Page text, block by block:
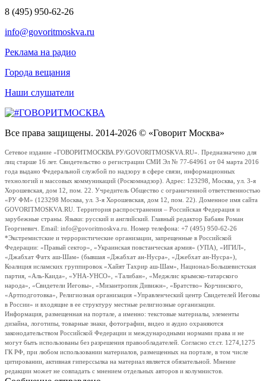
8 (495) 950-62-26
info@govoritmoskva.ru
Реклама на радио
Города вещания
Наши слушатели
Все права защищены. 2014-2026 © «Говорит Москва»
Сетевое издание «ГОВОРИТМОСКВА.РУ/GOVORITMOSKVA.RU». Предназначено для
лиц старше 16 лет. Свидетельство о регистрации СМИ Эл № 77-64961 от 04 марта 2016
года выдано Федеральной службой по надзору в сфере связи, информационных
технологий и массовых коммуникаций (Роскомнадзор). Адрес: 123298, Москва, ул. 3-я
Хорошевская, дом 12, пом. 22. Учредитель Общество с ограниченной ответственностью
«РУ ФМ» (123298 Москва, ул. 3-я Хорошевская, дом 12, пом. 22). Доменное имя сайта
GOVORITMOSKVA.RU. Территория распространения – Российская Федерация и
зарубежные страны. Языки: русский и английский. Главный редактор Бабаян Роман
Георгиевич. Email: info@govoritmoskva.ru. Номер телефона: +7 (495) 950-62-26
*Экстремистские и террористические организации, запрещенные в Российской
Федерации: «Правый сектор», «Украинская повстанческая армия» (УПА), «ИГИЛ»,
«Джабхат Фатх аш-Шам» (бывшая «Джабхат ан-Нусра», «Джебхат ан-Нусра»),
Коалиция исламских группировок «Хайят Тахрир аш-Шам», Национал-Большевистская
партия, «Аль-Каида», «УНА-УНСО», «Талибан», «Меджлис крымско-татарского
народа», «Свидетели Иеговы», «Мизантропик Дивижн», «Братство» Корчинского,
«Артподготовка», Религиозная организация «Управленческий центр Свидетелей Иеговы
в России» и входящие в ее структуру местные религиозные организации.
Информация, размещенная на портале, а именно: текстовые материалы, элементы
дизайна, логотипы, товарные знаки, фотографии, видео и аудио охраняются
законодательством Российской Федерации и международными нормами права и не
могут быть использованы без разрешения правообладателей. Согласно ст.ст. 1274,1275
ГК РФ, при любом использовании материалов, размещенных на портале, в том числе
цитировании, активная гиперссылка на материал является обязательной. Мнение
редакции может не совпадать с мнением отдельных авторов и колумнистов.